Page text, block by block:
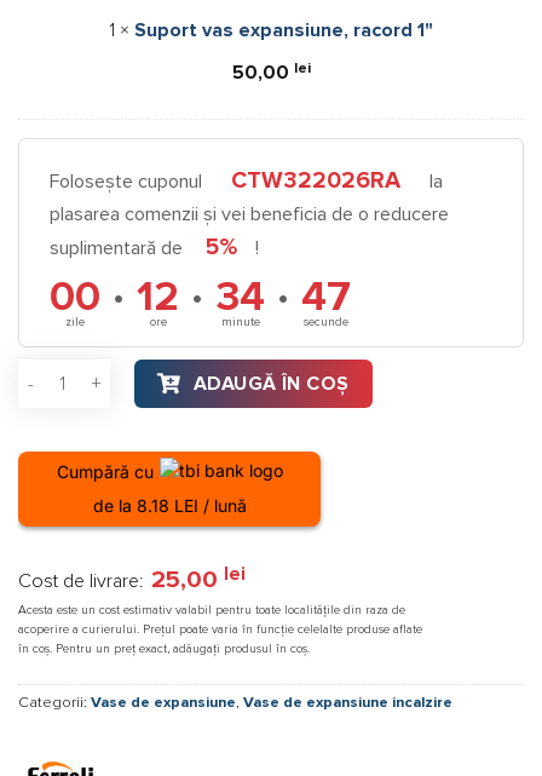
1 × Suport vas expansiune, racord 1"
50,00 lei
Folosește cuponul CTW322026RA
la
plasarea comenzii și vei beneficia de o reducere
suplimentară de
5% !
00
zile
· 12
ore
· 34
minute
· 47
secunde
Cantitate Vas expansiune multifunctional, Ferroli VFN PRO,
ADAUGĂ ÎN COȘ
Cumpără cu
de la 8.18 LEI / lună
Cost de livrare: 25,00 lei
Acesta este un cost estimativ valabil pentru toate localitățile din raza de
acoperire a curierului. Prețul poate varia în funcție celelalte produse aflate
în coș. Pentru un preț exact, adăugați produsul în coș.
Categorii: Vase de expansiune, Vase de expansiune incalzire